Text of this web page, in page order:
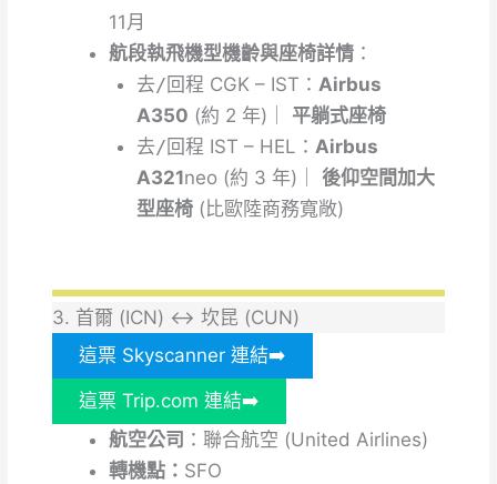
11月
航段執飛機型機齡與座椅詳情：
去/回程 CGK – IST：Airbus
A350 (約 2 年)｜ 平躺式座椅
去/回程 IST – HEL：Airbus
A321neo (約 3 年)｜後仰空間加大
型座椅 (比歐陸商務寬敞)
3. 首爾 (ICN) ↔ 坎昆 (CUN)
這票 Skyscanner 連結➡️
這票 Trip.com 連結➡️
航空公司 ：聯合航空 (United Airlines)
轉機點： SFO